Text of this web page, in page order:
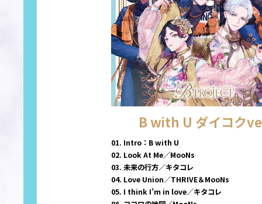
B with U ダイコク
01. Intro：B with U
02. Look At Me／MooNs
03. 未来の行方／キタコレ
04. Love Union／THRIVE＆MooNs
05. I think I’m in love／キタコレ